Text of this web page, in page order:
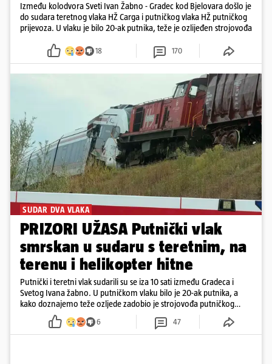
Između kolodvora Sveti Ivan Žabno - Gradec kod Bjelovara došlo je
do sudara teretnog vlaka HŽ Carga i putničkog vlaka HŽ putničkog
prijevoza. U vlaku je bilo 20-ak putnika, teže je ozlijeđen strojovođa
18 170
SUDAR DVA VLAKA
PRIZORI UŽASA Putnički vlak
smrskan u sudaru s teretnim, na
terenu i helikopter hitne
Putnički i teretni vlak sudarili su se iza 10 sati između Gradeca i
Svetog Ivana žabno. U putničkom vlaku bilo je 20-ak putnika, a
kako doznajemo teže ozljede zadobio je strojovođa putničkog
vlaka. Zatvoren je promet, a fotoreporteri Prigorskog objavili su
prve snimke s mjesta sudara
6 47